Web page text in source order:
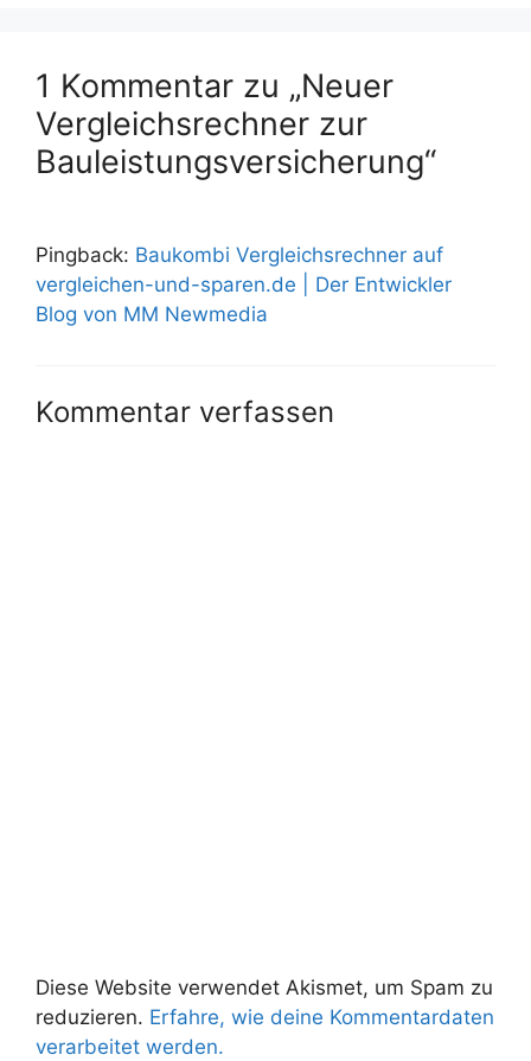
1 Kommentar zu „Neuer
Vergleichsrechner zur
Bauleistungsversicherung“
Pingback: Baukombi Vergleichsrechner auf
vergleichen-und-sparen.de | Der Entwickler
Blog von MM Newmedia
Kommentar verfassen
Diese Website verwendet Akismet, um Spam zu
reduzieren. Erfahre, wie deine Kommentardaten
verarbeitet werden.